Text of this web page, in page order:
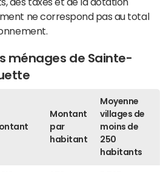
ne correspond pas au total
ménages de Sainte-
Montant
par
habitant
Moyenne
villages de
moins de
250
habitants